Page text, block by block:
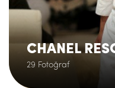
CHANEL
29 Fotoğraf